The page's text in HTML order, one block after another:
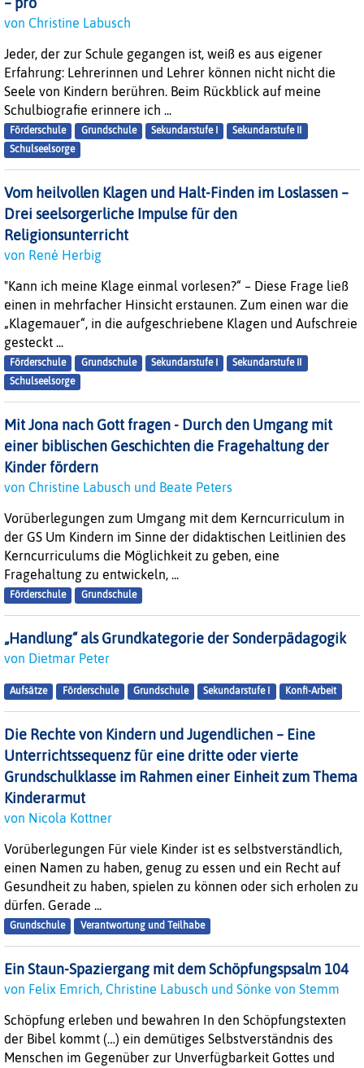
– pro
von Christine Labusch
Jeder, der zur Schule gegangen ist, weiß es aus eigener
Erfahrung: Lehrerinnen und Lehrer können nicht nicht die
Seele von Kindern berühren. Beim Rückblick auf meine
Schulbiografie erinnere ich ...
Förderschule Grundschule Sekundarstufe I
Sekundarstufe II
Schulseelsorge
Vom heilvollen Klagen und Halt-Finden im Loslassen –
Drei seelsorgerliche Impulse für den
Religionsunterricht
von René Herbig
"Kann ich meine Klage einmal vorlesen?“ – Diese Frage ließ
einen in mehrfacher Hinsicht erstaunen. Zum einen war die
„Klagemauer“, in die aufgeschriebene Klagen und Aufschreie
gesteckt ...
Förderschule Grundschule Sekundarstufe I
Sekundarstufe II
Schulseelsorge
Mit Jona nach Gott fragen - Durch den Umgang mit
einer biblischen Geschichten die Fragehaltung der
Kinder fördern
von Christine Labusch und Beate Peters
Vorüberlegungen zum Umgang mit dem Kerncurriculum in
der GS Um Kindern im Sinne der didaktischen Leitlinien des
Kerncurriculums die Möglichkeit zu geben, eine
Fragehaltung zu entwickeln, ...
Förderschule Grundschule
„Handlung“ als Grundkategorie der Sonderpädagogik
von Dietmar Peter
Aufsätze Förderschule Grundschule Sekundarstufe I Konfi-Arbeit
Die Rechte von Kindern und Jugendlichen – Eine
Unterrichtssequenz für eine dritte oder vierte
Grundschulklasse im Rahmen einer Einheit zum Thema
Kinderarmut
von Nicola Kottner
Vorüberlegungen Für viele Kinder ist es selbstverständlich,
einen Namen zu haben, genug zu essen und ein Recht auf
Gesundheit zu haben, spielen zu können oder sich erholen zu
dürfen. Gerade ...
Grundschule Verantwortung und Teilhabe
Ein Staun-Spaziergang mit dem Schöpfungspsalm 104
von Felix Emrich, Christine Labusch und Sönke von Stemm
Schöpfung erleben und bewahren In den Schöpfungstexten
der Bibel kommt (…) ein demütiges Selbstverständnis des
Menschen im Gegenüber zur Unverfügbarkeit Gottes und